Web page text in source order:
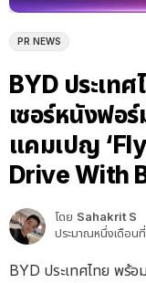
PR NEWS
BYD ประเทศ
เซอร์หนังฟอร์
แคมเปญ
Drive With
โดย Sahakrit S
ประมาณหนึ่งเดือน
BYD ประเทศไทย พร้อ